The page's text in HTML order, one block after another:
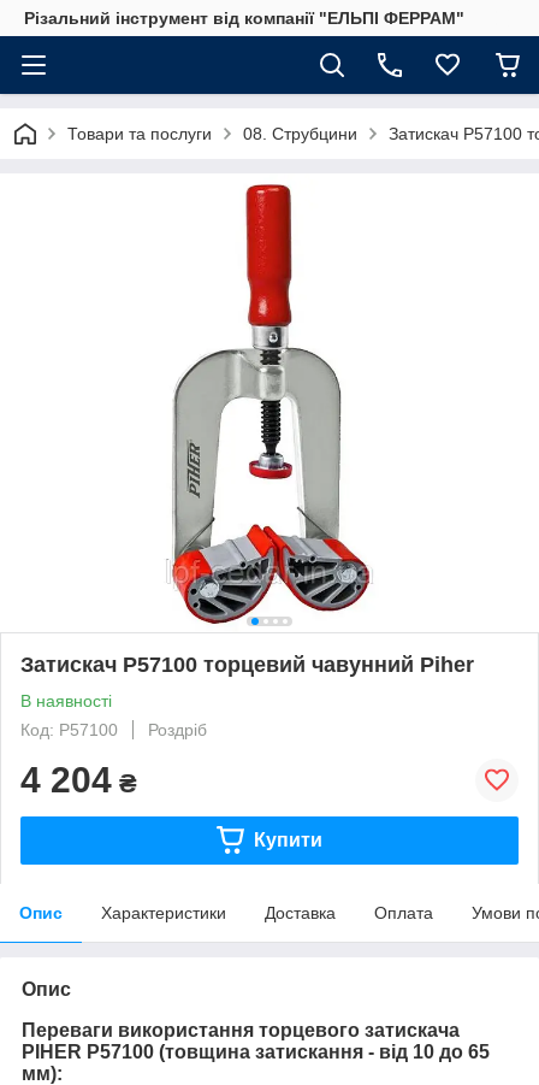
Різальний інструмент від компанії "ЕЛЬПІ ФЕРРАМ"
Товари та послуги 08. Струбцини Затискач P57100
Затискач P57100 торцевий чавунний Piher
В наявності
Код: P57100
Роздріб
4 204 ₴
Купити
Опис Характеристики Доставка Оплата Умови
Опис
Переваги використання торцевого затискача
PIHER P57100 (товщина затискання - від 10 до 65
мм):